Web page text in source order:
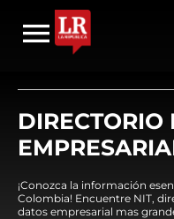
DIRECTORIO
¡Conozca la información
Colombia! Encuentre NIT,
datos empresarial mas